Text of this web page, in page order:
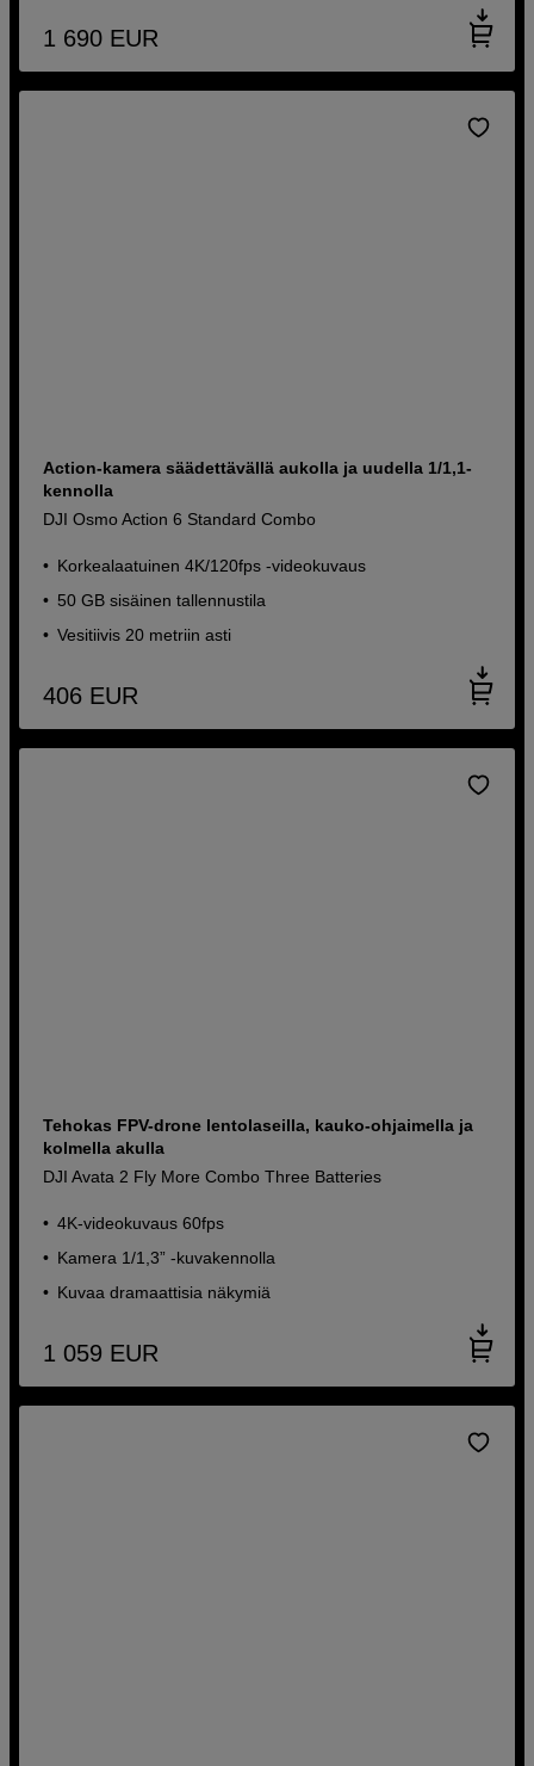
1 690 EUR
Action-kamera säädettävällä aukolla ja uudella 1/1,1-
kennolla
DJI Osmo Action 6 Standard Combo
Korkealaatuinen 4K/120fps -videokuvaus
50 GB sisäinen tallennustila
Vesitiivis 20 metriin asti
406 EUR
Tehokas FPV-drone lentolaseilla, kauko-ohjaimella ja
kolmella akulla
DJI Avata 2 Fly More Combo Three Batteries
4K-videokuvaus 60fps
Kamera 1/1,3” -kuvakennolla
Kuvaa dramaattisia näkymiä
1 059 EUR